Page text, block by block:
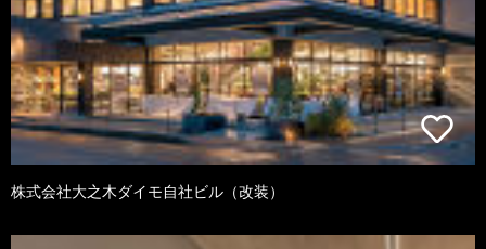
株式会社大之木ダイモ自社ビル（改装）